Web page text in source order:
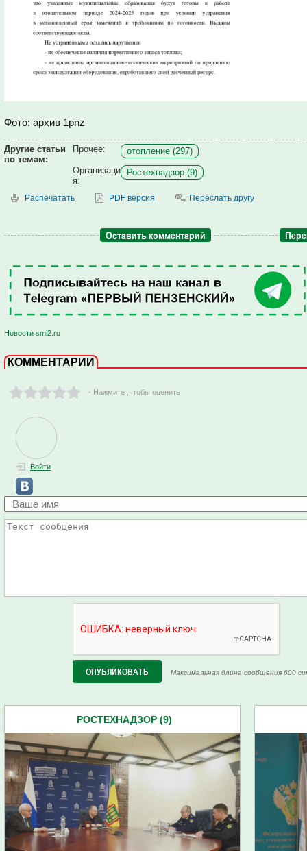
Фото: архив 1pnz
Другие статьи
по темам:
Прочее:
отопление (297)
Организаци
я:
Ростехнадзор (9)
Распечатать PDF версия Переслать другу
Оставить комментарий
Новости smi2.ru
КОММЕНТАРИИ
- Нажмите ,чтобы оценить
Войти
Максимальная длина сообщения 600
РОСТЕХНАДЗОР (9)